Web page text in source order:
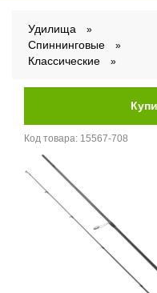
Удилища
Спиннинговые
Классические
Код товара: 15567-708